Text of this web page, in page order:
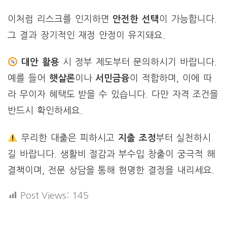
이처럼 리스크를 인지하면 안전한 선택이 가능합니다.
그 결과 장기적인 재정 안정이 유지돼요.
대안 활용 시 정부 제도부터 문의하시기 바랍니다.
예를 들어 햇살론이나서민금융이 적합하며, 이에 따
라 무이자 혜택도 받을 수 있습니다. 다만 자격 조건을
반드시 확인하세요.
무리한 대출은 피하시고 지출 조정부터 실천하시
길 바랍니다. 생활비 절감과 부수입 창출이 궁극적 해
결책이며, 전문 상담을 통해 현명한 결정을 내리세요.
Post Views: 145